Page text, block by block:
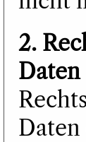
2.
Daten
Daten